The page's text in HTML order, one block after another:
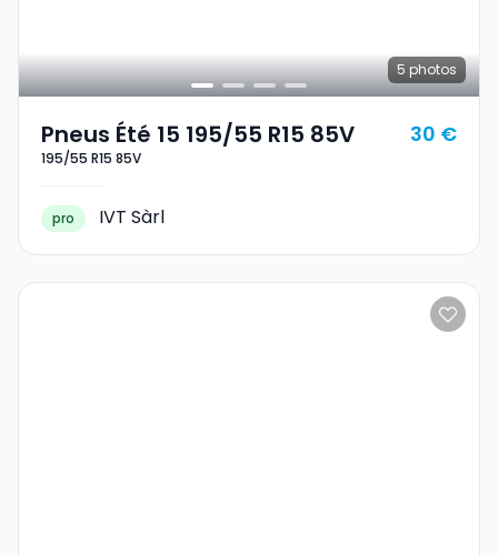
5 photos
Pneus Été 15 195/55 R15 85V
195/55 R15 85V
30 €
pro IVT Sàrl